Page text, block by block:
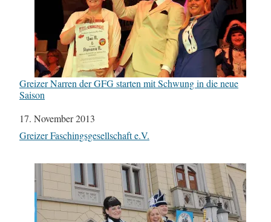
Greizer Narren der GFG starten mit Schwung in die neue
Saison
Datum
17. November 2013
In Bezug auf
Greizer Faschingsgesellschaft e.V.